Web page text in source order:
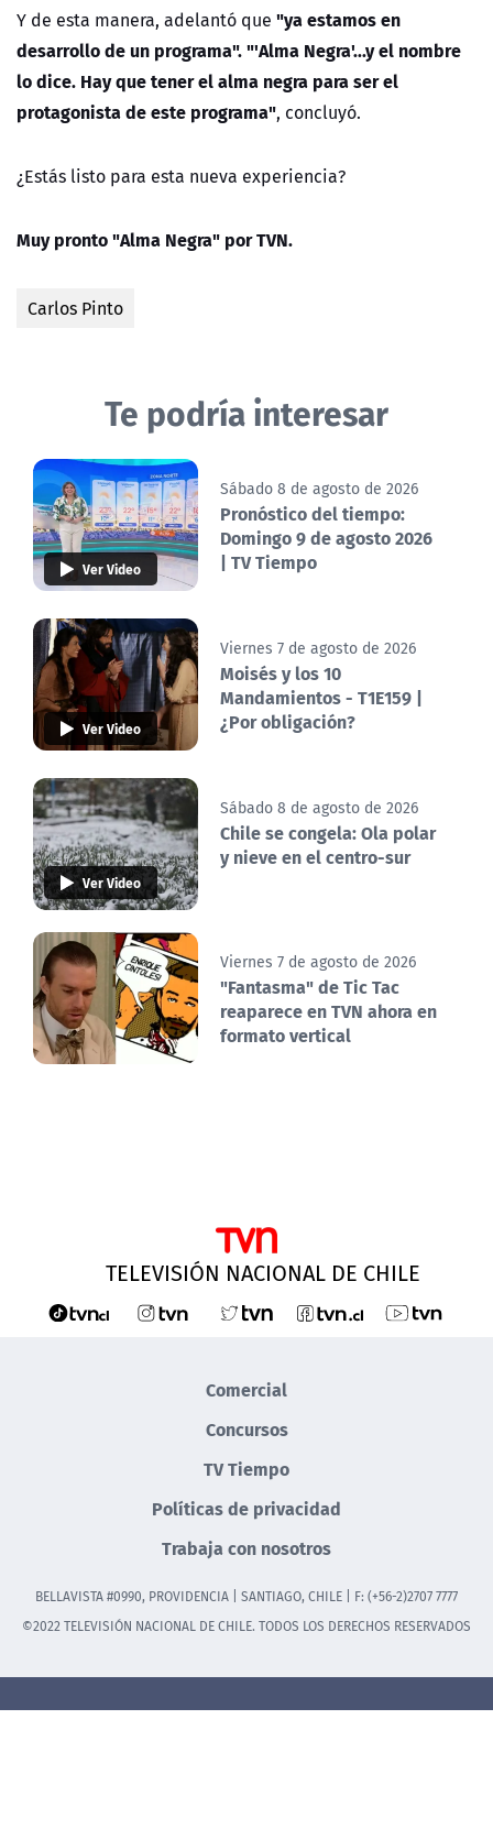
Y de esta manera, adelantó que "ya estamos en
desarrollo de un programa". "'Alma Negra'...y el nombre
lo dice. Hay que tener el alma negra para ser el
protagonista de este programa", concluyó.
¿Estás listo para esta nueva experiencia?
Muy pronto "Alma Negra" por TVN.
Carlos Pinto
Te podría interesar
Ver Video
Sábado 8 de agosto de 2026
Pronóstico del tiempo:
Domingo 9 de agosto 2026
| TV Tiempo
Ver Video
Viernes 7 de agosto de 2026
Moisés y los 10
Mandamientos - T1E159 |
¿Por obligación?
Ver Video
Sábado 8 de agosto de 2026
Chile se congela: Ola polar
y nieve en el centro-sur
Viernes 7 de agosto de 2026
"Fantasma" de Tic Tac
reaparece en TVN ahora en
formato vertical
TELEVISIÓN NACIONAL DE CHILE
Comercial
Concursos
TV Tiempo
Políticas de privacidad
Trabaja con nosotros
BELLAVISTA #0990, PROVIDENCIA | SANTIAGO, CHILE | F: (+56-2)2707 7777
©2022 TELEVISIÓN NACIONAL DE CHILE. TODOS LOS DERECHOS RESERVADOS